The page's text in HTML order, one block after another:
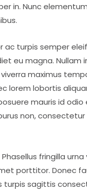
in. Nunc
ac turpis semper
eu magna.
maximus
lorem lobortis
mauris id
non,
fringilla
porttitor. Donec
sagittis